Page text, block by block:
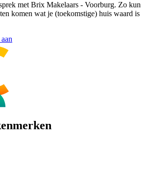
met Brix Makelaars - Voorburg. Zo kun
komen wat je (toekomstige) huis waard is